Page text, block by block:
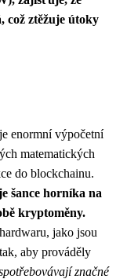
což ztěžuje útoky
enormní výpočetní
matematických
do blockchainu.
šance horníka na
kryptoměny.
jako jsou
aby prováděly
značné